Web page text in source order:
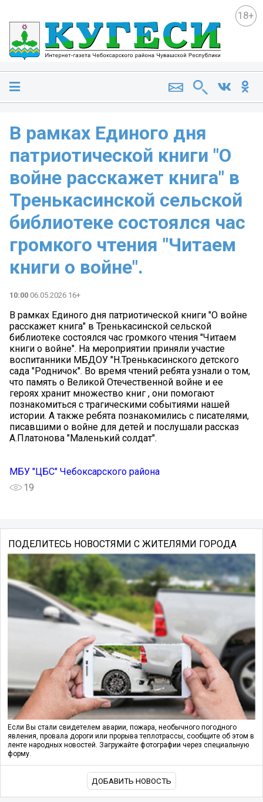
18+
В рамках Единого дня
патриотической книги "О
войне расскажет книга" в
Тренькасинской сельской
библиотеке состоялся час
громкого чтения "Читаем
книги о войне".
10:00 06.05.2026 16+
В рамках Единого дня патриотической книги "О войне
расскажет книга" в Тренькасинской сельской
библиотеке состоялся час громкого чтения "Читаем
книги о войне". На мероприятии приняли участие
воспитанники МБДОУ "Н.Тренькасинского детского
сада "Родничок". Во время чтений ребята узнали о том,
что память о Великой Отечественной войне и ее
героях хранит множество книг , они помогают
познакомиться с трагическими событиями нашей
истории. А также ребята познакомились с писателями,
писавшими о войне для детей и послушали рассказ
А.Платонова "Маленький солдат".
МБУ "ЦБС" Чебоксарского района
19
ПОДЕЛИТЕСЬ НОВОСТЯМИ С ЖИТЕЛЯМИ ГОРОДА
Если Вы стали свидетелем аварии, пожара, необычного погодного
явления, провала дороги или прорыва теплотрассы, сообщите об этом в
ленте народных новостей. Загружайте фотографии через специальную
форму.
ДОБАВИТЬ НОВОСТЬ